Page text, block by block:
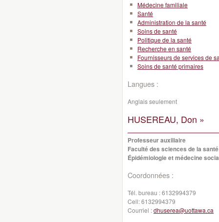
Médecine familiale
Santé
Administration de la santé
Soins de santé
Politique de la santé
Recherche en santé
Fournisseurs de services de
Soins de santé primaires
Langues :
Anglais seulement
HUSEREAU, Don »
Professeur auxiliaire
Faculté des sciences de la santé
Épidémiologie et médecine
Coordonnées :
Tél. bureau :6132994379
Cell:6132994379
Courriel :dhuserea@uottawa.ca